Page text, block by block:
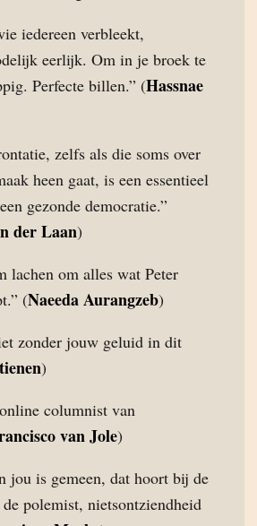
iedereen verbleekt,
eerlijk. Om in je broek te
Perfecte billen.” (Hassnae
zelfs als die soms over
heen gaat, is een essentieel
gezonde democratie.”
der Laan)
lachen om alles wat Peter
(Naeeda Aurangzeb)
zonder jouw geluid in dit
)
columnist van
van Jole)
jou is gemeen, dat hoort bij de
polemist, nietsontziendheid